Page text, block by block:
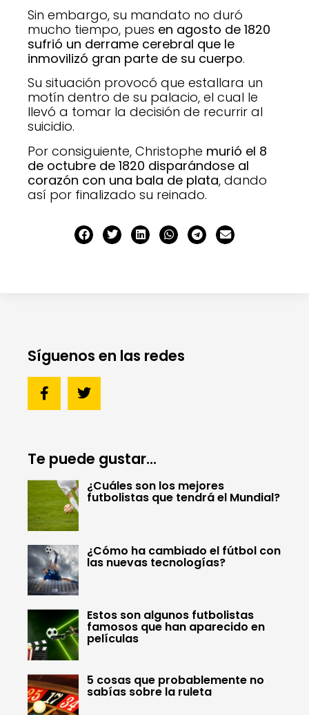
Sin embargo, su mandato no duró
mucho tiempo, pues en agosto de 1820
sufrió un derrame cerebral que le
inmovilizó gran parte de su cuerpo.
Su situación provocó que estallara un
motín dentro de su palacio, el cual le
llevó a tomar la decisión de recurrir al
suicidio.
Por consiguiente, Christophe murió el 8
de octubre de 1820 disparándose al
corazón con una bala de plata, dando
así por finalizado su reinado.
Síguenos en las redes
Te puede gustar...
¿Cuáles son los mejores
futbolistas que tendrá el Mundial?
¿Cómo ha cambiado el fútbol con
las nuevas tecnologías?
Estos son algunos futbolistas
famosos que han aparecido en
películas
5 cosas que probablemente no
sabías sobre la ruleta